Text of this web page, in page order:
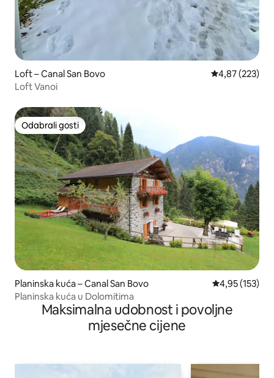
Loft – Canal San Bovo Prosječna
4,87 (223)
Loft Vanoi
Odabrali gosti
Odabrali gosti
Planinska kuća – Canal San Bovo Prosječna
4,95 (153)
Planinska kuća u Dolomitima
Maksimalna udobnost i povoljne
mjesečne cijene